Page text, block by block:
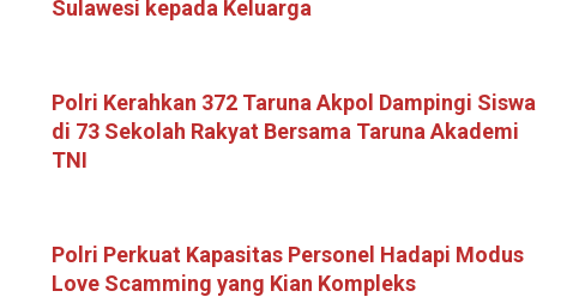
Sulawesi kepada Keluarga
Polri Kerahkan 372 Taruna Akpol Dampingi Siswa
di 73 Sekolah Rakyat Bersama Taruna Akademi
TNI
Polri Perkuat Kapasitas Personel Hadapi Modus
Love Scamming yang Kian Kompleks